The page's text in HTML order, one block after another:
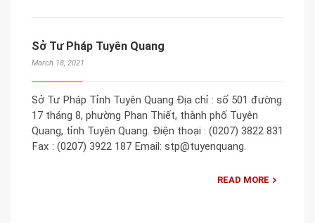
Sở Tư Pháp Tuyên Quang
March 18, 2021
Sở Tư Pháp Tỉnh Tuyên Quang Địa chỉ : số 501 đường
17 tháng 8, phường Phan Thiết, thành phố Tuyên
Quang, tỉnh Tuyên Quang. Điện thoại : (0207) 3822 831
Fax : (0207) 3922 187 Email: stp@tuyenquang.
READ MORE